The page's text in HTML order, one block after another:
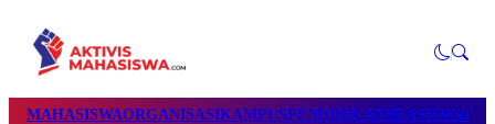
MAHASISWAORGANISASIKAMPUSPENDIDIKANBEASISWA